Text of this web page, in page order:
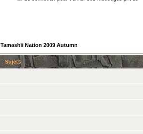
Tamashii Nation 2009 Autumn
Sujets